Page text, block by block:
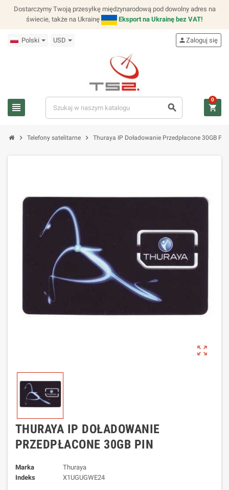
Dostarczymy Twoją przesyłkę międzynarodową pod dowolny adres na
świecie, także na Ukrainę
Eksport na Ukrainę bez VAT!
Polski USD
view_headline search
personZaloguj się
shopping_cart
0
chevron_right Telefony satelitarne chevron_right Thuraya IP Doładowanie Przedpłacone 30GB PIN
zoom_out_map
THURAYA IP DOŁADOWANIE
PRZEDPŁACONE 30GB PIN
Marka
Thuraya
Indeks
X1UGUGWE24